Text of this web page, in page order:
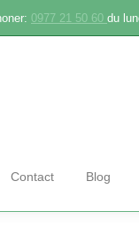
0977 21 50 60 du
Contact Blog